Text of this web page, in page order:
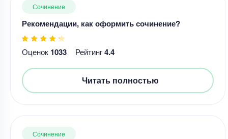
Сочинение
Рекомендации, как оформить сочинение?
Оценок 1033 Рейтинг4.4
Читать полностью
Сочинение